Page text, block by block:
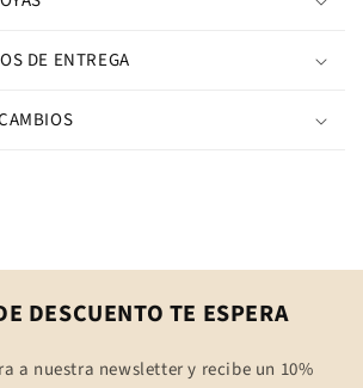
DE ENTREGA
DESCUENTO TE ESPERA
a nuestra newsletter y recibe un 10%